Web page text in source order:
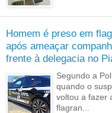
Homem é preso em
após ameaçar
frente à delegacia no
Segundo a
quando o
voltou a fazer
flagran...